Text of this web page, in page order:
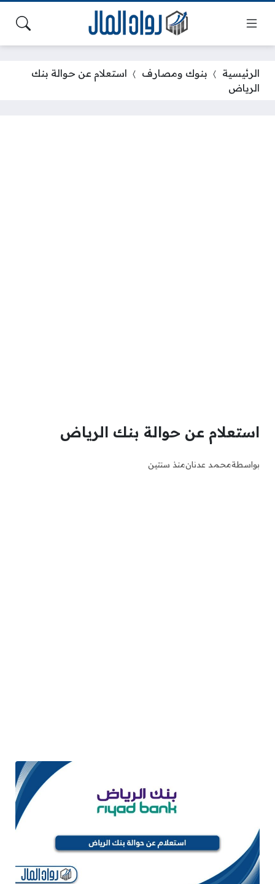
الرئيسية بنوك ومصارف
استعلام عن حوالة بنك
الرياض
استعلام عن حوالة بنك الرياض
بواسطةمحمد عدنانمنذ سنتين